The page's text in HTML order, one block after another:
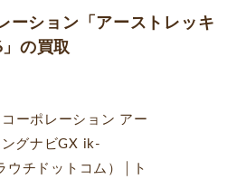
ーション「アーストレッキ
の買取